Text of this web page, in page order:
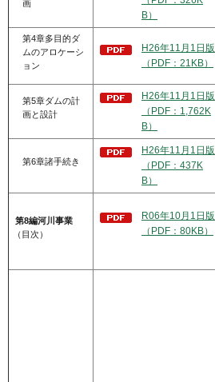
画
B）
第4章多目的ダ
ムのアロケーシ
ョン
H26年11月1日版
（PDF：21KB）
第5章ダムの計
画と設計
H26年11月1日版
（PDF：1,762K
B）
第6章諸手続き
H26年11月1日版
（PDF：437K
B）
第8編河川事業
（目次）
R06年10月1日版
（PDF：80KB）